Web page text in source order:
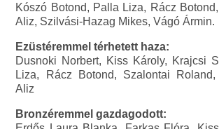
Kószó Botond, Palla Liza, Rácz
Aliz, Szilvási-Hazag Mikes, Vágó Ármin.
Ezüstéremmel térhetett haza:
Dusnoki Norbert, Kiss Károly, Krajcsi
Liza, Rácz Botond, Szalontai Roland,
Aliz
Bronzéremmel gazdagodott: